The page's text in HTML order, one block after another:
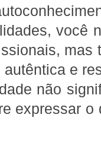
você
mas
e
não
expressar